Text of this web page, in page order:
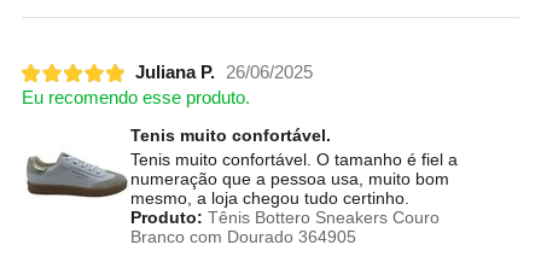
Juliana P.
26/06/2025
Eu recomendo esse produto.
Tenis muito confortável.
Tenis muito confortável. O tamanho é fiel a
numeração que a pessoa usa, muito bom
mesmo, a loja chegou tudo certinho.
Produto: Tênis Bottero Sneakers Couro
Branco com Dourado 364905